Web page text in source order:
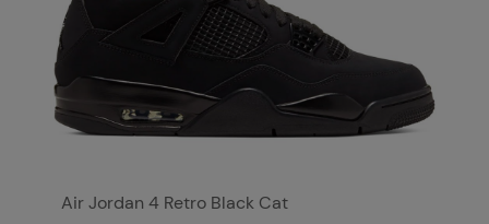
Air Jordan 4 Retro Black Cat